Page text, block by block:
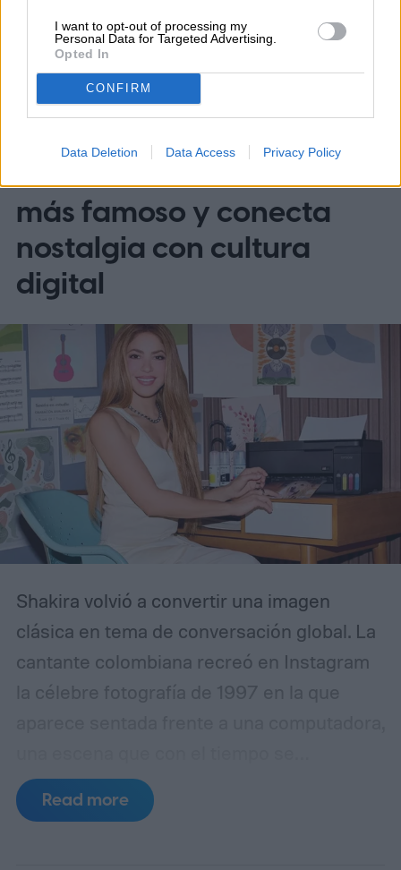
I want to opt-out of processing my
Personal Data for Targeted Advertising.
Opted In
CONFIRM
Data Deletion Data Access Privacy Policy
Noticias
REDES SOCIALES
Shakira revive su meme
más famoso y conecta
nostalgia con cultura
digital
Shakira volvió a convertir una imagen
clásica en tema de conversación global. La
cantante colombiana recreó en Instagram
la célebre fotografía de 1997 en la que
transformó en uno de los memes más
reconocibles de internet. Esta vez, la artista
Read more